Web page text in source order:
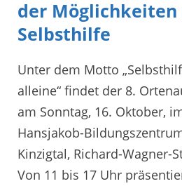
der
Selbsthilfe
Unter dem Motto
alleine“ findet der 8.
am Sonntag, 16. Oktober,
Hansjakob-
Kinzigtal, Richard-Wagner-
Von 11 bis 17 Uhr